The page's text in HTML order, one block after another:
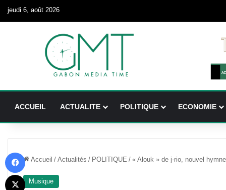
jeudi 6, août 2026
ACCUEIL ACTUALITE POLITIQUE ECONOMIE
Accueil / Actualités / POLITIQUE / « Alouk » de j-rio, nouvel
Musique
X